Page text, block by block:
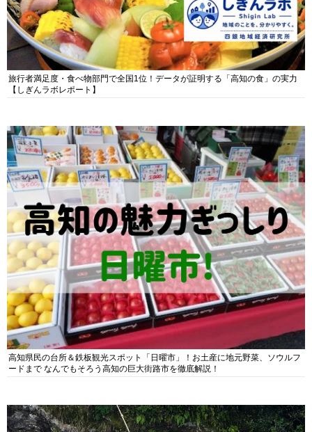
旅行者満足度・食べ物部門で全国1位！データが証明する「高知の食」の実力
【しぎんラボレポート】
高知県民の台所＆鉄板観光スポット「日曜市」！お土産に地元野菜、ソウルフ
ードまで なんでもそろう高知の巨大街路市を徹底解説！